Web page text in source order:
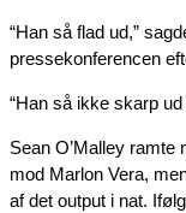
“Han så flad ud,”
pressekonferencen
“Han så ikke skarp
Sean O’Malley
mod Marlon Vera,
af det output i nat.